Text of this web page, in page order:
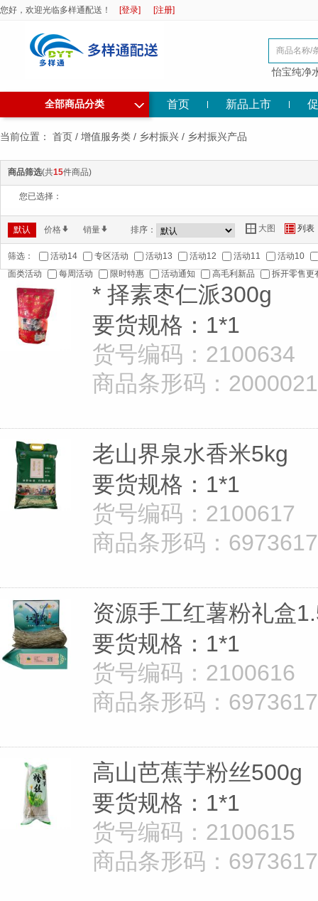
您好，欢迎光临多样通配送！ [登录] [注册]
怡宝纯净
全部商品分类 ◇ 首页 新品上市
当前位置： 首页 / 增值服务类 / 乡村振兴 / 乡村振兴产品
商品筛选(共15件商品)
您已选择：
默认 价格 * 销量* 排序： Y 大图 Z 列表
筛选： 活动14 专区活动 活动13 活动12 活动11
活动10
面类活动
每周活动 限时特惠 活动通知 高毛利新品 拆开零售更
* 择素枣仁派300g
要货规格：1*1
货号编码：2100634
商品条形码：
老山界泉水香米5kg
要货规格：1*1
货号编码：2100617
商品条形码：
资源手工红薯粉礼盒
要货规格：1*1
货号编码：2100616
商品条形码：
高山芭蕉芋粉丝500g
要货规格：1*1
货号编码：2100615
商品条形码：